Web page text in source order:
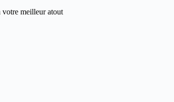
votre meilleur atout